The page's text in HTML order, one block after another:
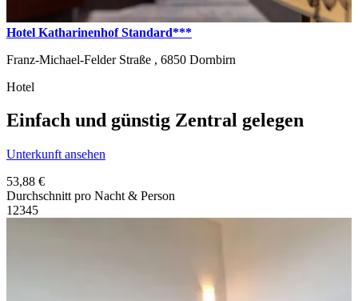
Hotel Katharinenhof Standard***
Franz-Michael-Felder Straße , 6850 Dornbirn
Hotel
Einfach und günstig Zentral gelegen
Unterkunft ansehen
53,88 €
Durchschnitt pro Nacht & Person
1 2345